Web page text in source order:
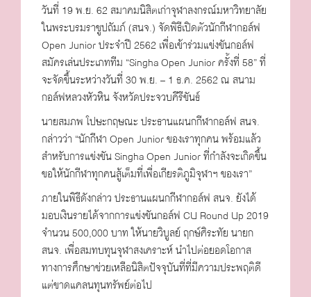
วันที่ 19 พ.ย. 62 สมาคมนิสิตเก่าจุฬาลงกรณ์มหาวิทยาลัย
ในพระบรมราชูปถัมภ์ (สนจ.) จัดพิธีเปิดตัวนักกีฬากอล์ฟ
Open Junior ประจำปี 2562 เพื่อเข้าร่วมแข่งขันกอล์ฟ
สมัครเล่นประเภททีม “Singha Open Junior ครั้งที่ 58” ที่
จะจัดขึ้นระหว่างวันที่ 30 พ.ย. – 1 ธ.ค. 2562 ณ สนาม
กอล์ฟหลวงหัวหิน จังหวัดประจวบคีรีขันธ์
นายสมภพ โปษะกฤษณะ ประธานแผนกกีฬากอล์ฟ สนจ.
กล่าวว่า “นักกีฬา Open Junior ของเราทุกคน พร้อมแล้ว
สำหรับการแข่งขัน Singha Open Junior ที่กำลังจะเกิดขึ้น
ขอให้นักกีฬาทุกคนสู้เต็มที่เพื่อเกียรติภูมิจุฬาฯ ของเรา”
ภายในพิธีดังกล่าว ประธานแผนกกีฬากอล์ฟ สนจ. ยังได้
มอบเงินรายได้จากการแข่งขันกอล์ฟ CU Round Up 2019
จำนวน 500,000 บาท ให้นายวิบูลย์ ฤกษ์ศิระทัย นายก
สนจ. เพื่อสมทบทุนจุฬาสงเคราะห์ นำไปต่อยอดโอกาส
ทางการศึกษาช่วยเหลือนิสิตปัจจุบันที่ที่มีความประพฤติดี
แต่ขาดแคลนทุนทรัพย์ต่อไป